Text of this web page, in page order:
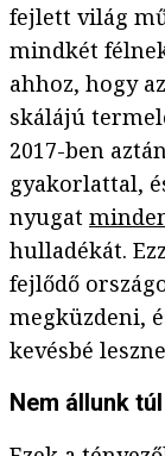
fejlett világ
mindkét
ahhoz, hogy
skálájú
2017-ben
gyakorlattal,
nyugat
hulladékát.
fejlődő
megküzdeni,
kevésbé
Nem állunk